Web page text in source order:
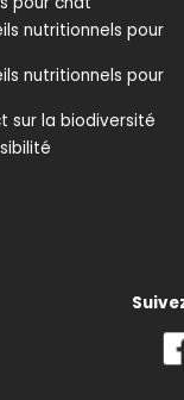
nutritionnels pour
nutritionnels pour
sur la biodiversité